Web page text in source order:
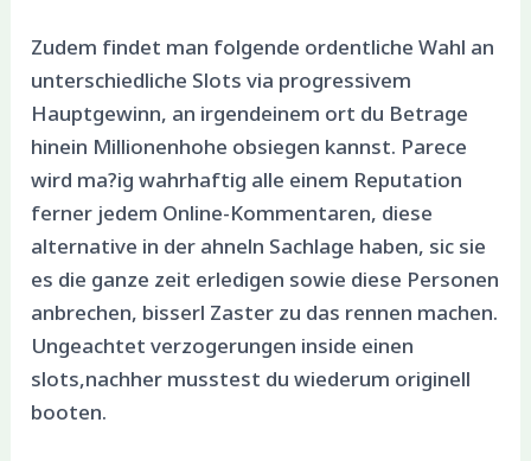
Zudem findet man folgende ordentliche Wahl an
unterschiedliche Slots via progressivem
Hauptgewinn, an irgendeinem ort du Betrage
hinein Millionenhohe obsiegen kannst. Parece
wird ma?ig wahrhaftig alle einem Reputation
ferner jedem Online-Kommentaren, diese
alternative in der ahneln Sachlage haben, sic sie
es die ganze zeit erledigen sowie diese Personen
anbrechen, bisserl Zaster zu das rennen machen.
Ungeachtet verzogerungen inside einen
slots,nachher musstest du wiederum originell
booten.